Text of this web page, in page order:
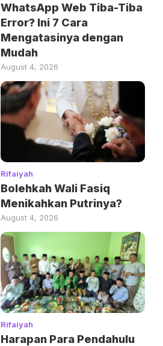
WhatsApp Web Tiba-Tiba
Error? Ini 7 Cara
Mengatasinya dengan
Mudah
August 4, 2026
Rifaiyah
Bolehkah Wali Fasiq
Menikahkan Putrinya?
August 4, 2026
Rifaiyah
Harapan Para Pendahulu